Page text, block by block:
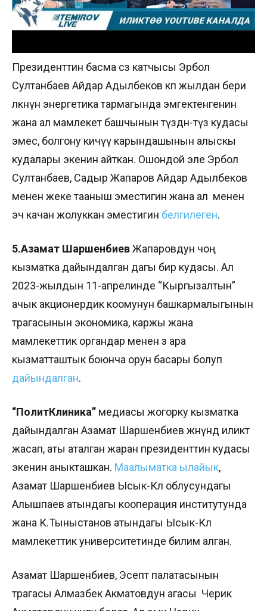
Президенттин басма сөз катчысы Эрбол
Султанбаев Айдар Адылбеков көп жылдан бери
өлкөнүн энергетика тармагында эмгектенгенин
жана ал мамлекет башчынын түздөн-түз кудасы
эмес, болгону кичүү карындашынын алыскы
кудалары экенин айткан. Ошондой эле Эрбол
Султанбаев, Садыр Жапаров Айдар Адылбеков
менен жеке тааныш эместигин жана ал менен
эч качан жолуккан эместигин белгилеген.
5.Азамат ШаршенбиевЖапаровдун чоң
кызматка дайындалган дагы бир кудасы. Ал
2023-жылдын 11-апрелинде “Кыргызалтын”
ачык акционердик коомунун башкармалыгынын
төрагасынын экономика, каржы жана
мамлекеттик органдар менен өз ара
кызматташтык боюнча орун басары болуп
дайындалган.
“ПолитКлиника” медиасы жогорку кызматка
дайындалган Азамат Шаршенбиев жөнүндө иликтөө
жасап, аты аталган жаран президенттин кудасы
экенин аныкташкан. Маалыматка ылайык,
Азамат Шаршенбиев Ысык-Көл облусундагы
Алышпаев атындагы кооперация институтунда
жана К.Тыныстанов атындагы Ысык-Көл
мамлекеттик университетинде билим алган.
Азамат Шаршенбиев, Эсептөө палатасынын
төрагасы Алмазбек Акматовдун агасы Черик